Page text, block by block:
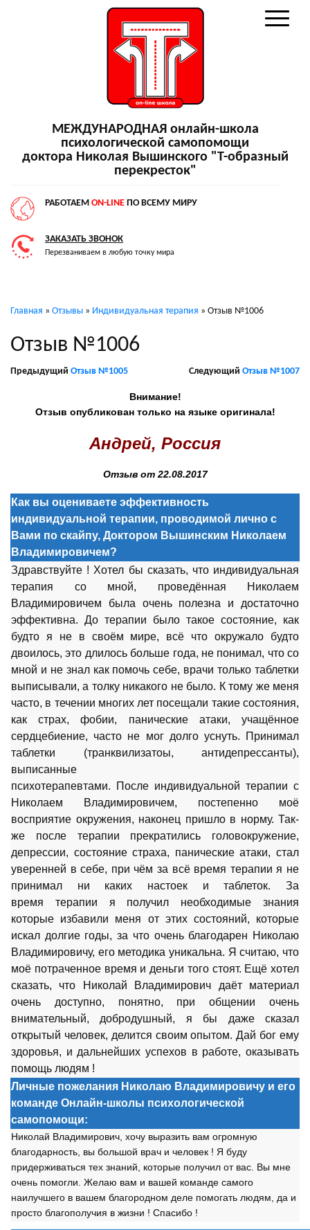
МЕЖДУНАРОДНАЯ онлайн-школа
психологической самопомощи
доктора Николая Вышинского "Т-образный
перекресток"
РАБОТАЕМ ON-LINE ПО ВСЕМУ МИРУ
ЗАКАЗАТЬ ЗВОНОК
Перезваниваем в любую точку мира
Главная » Отзывы » Индивидуальная терапия » Отзыв №1006
Отзыв №1006
Предыдущий Отзыв №1005 Следующий Отзыв №1007
Внимание!
Отзыв опубликован только на языке оригинала!
Андрей, Россия
Отзыв от 22.08.2017
Как вы оцениваете эффективность
индивидуальной терапии, проводимой лично с
Вами по скайпу, Доктором Вышинским Николаем
Владимировичем?
Здравствуйте ! Хотел бы сказать, что индивидуальная
терапия со мной, проведённая Николаем
Владимировичем была очень полезна и достаточно
эффективна. До терапии было такое состояние, как
будто я не в своём мире, всё что окружало будто
двоилось, это длилось больше года, не понимал, что со
мной и не знал как помочь себе, врачи только таблетки
выписывали, а толку никакого не было. К тому же меня
часто, в течении многих лет посещали такие состояния,
как страх, фобии, панические атаки, учащённое
сердцебиение, часто не мог долго уснуть. Принимал
таблетки (транквилизатоы, антидепрессанты),
выписанные
психотерапевтами.
После индивидуальной терапии с
Николаем Владимировичем, постепенно моё
восприятие окружения, наконец пришло в норму. Так-
же после терапии прекратились головокружение,
депрессии, состояние страха, панические атаки, стал
уверенней в себе, при чём за всё время терапии я не
принимал ни каких настоек и таблеток. За
время терапии я получил необходимые знания
которые избавили меня от этих состояний, которые
искал долгие годы, за что очень благодарен Николаю
Владимировичу, его методика уникальна. Я считаю, что
моё потраченное время и деньги того стоят. Ещё хотел
сказать, что Николай Владимирович даёт материал
очень доступно, понятно, при общении очень
внимательный, добродушный, я бы даже сказал
открытый человек, делится своим опытом. Дай бог ему
здоровья, и дальнейших успехов в работе, оказывать
помощь людям !
Личные пожелания Николаю Владимировичу и его
команде Онлайн-школы психологической
самопомощи:
Николай Владимирович, хочу выразить вам огромную
благодарность, вы большой врач и человек ! Я буду
придерживаться тех знаний, которые получил от вас. Вы мне
очень помогли. Желаю вам и вашей команде самого
наилучшего в вашем благородном деле помогать людям, да и
просто благополучия в жизни ! Спасибо !